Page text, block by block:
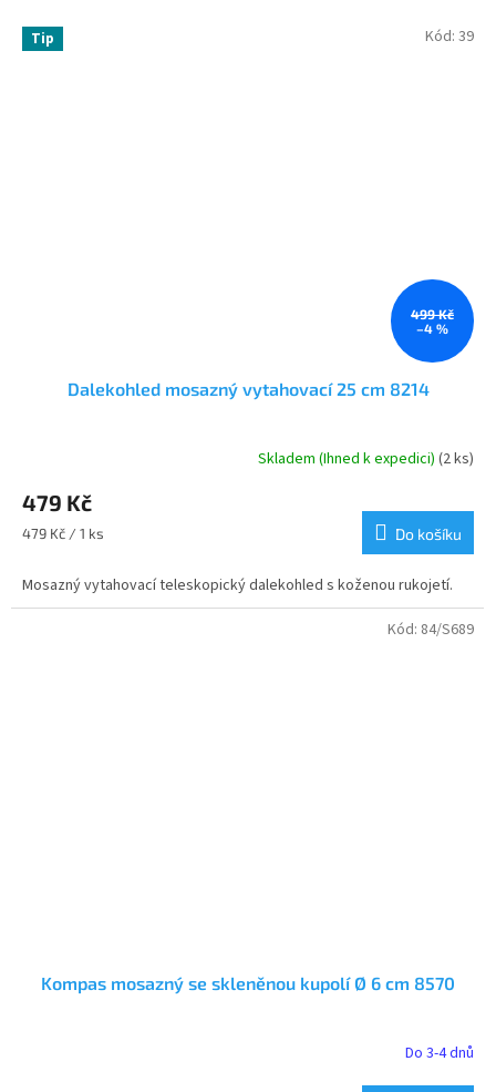
Tip
499 Kč
–4 %
Dalekohled mosazný vytahovací 25 cm 8214
produktu
je
4,2
5
hvězdiček.
Skladem (Ihned k expedici)(2 ks)
479 Kč
Měrná
479 Kč / 1 ks Do košíku
Mosazný vytahovací teleskopický dalekohled s koženou rukojetí.
Kód: 39
Kompas mosazný se skleněnou kupolí Ø 6 cm 8570
Do 3-4 dnů
Kód: 84/S689